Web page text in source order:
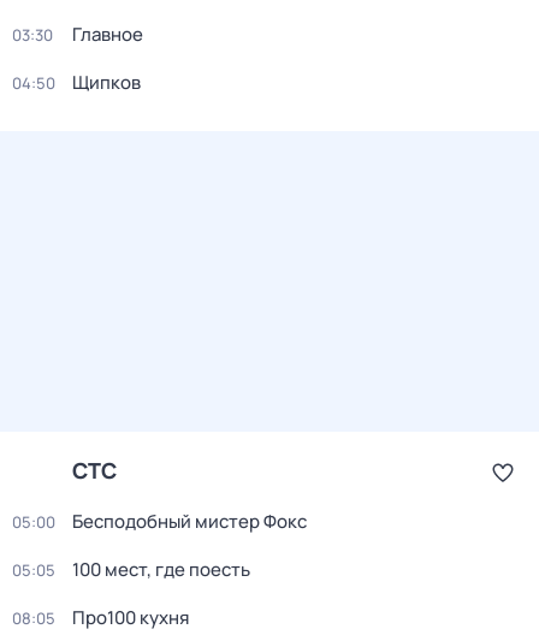
03:30 Главное
04:50 Щипков
СТС
05:00 Бесподобный мистер Фокс
05:05 100 мест, где поесть
08:05 Про100 кухня